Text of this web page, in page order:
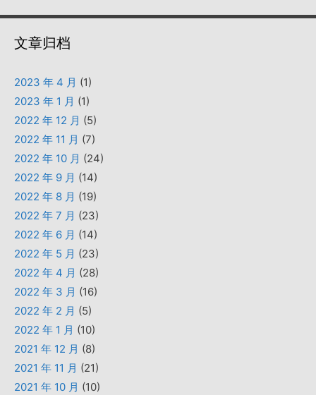
文章归档
2023 年 4 月 (1)
2023 年 1 月 (1)
2022 年 12 月 (5)
2022 年 11 月 (7)
2022 年 10 月 (24)
2022 年 9 月 (14)
2022 年 8 月 (19)
2022 年 7 月 (23)
2022 年 6 月 (14)
2022 年 5 月 (23)
2022 年 4 月 (28)
2022 年 3 月 (16)
2022 年 2 月 (5)
2022 年 1 月 (10)
2021 年 12 月 (8)
2021 年 11 月 (21)
2021 年 10 月 (10)